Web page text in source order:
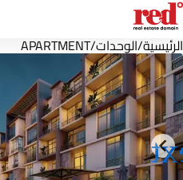
الرئيسية/الوحدات/
APARTMENT